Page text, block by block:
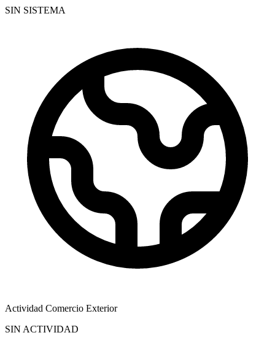
SIN SISTEMA
Actividad Comercio Exterior
SIN ACTIVIDAD